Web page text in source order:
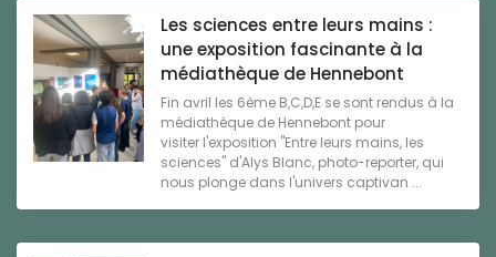
Les sciences entre leurs mains :
une exposition fascinante à la
médiathèque de Hennebont
Fin avril les 6ème B,C,D,E se sont rendus à la
médiathèque de Hennebont pour
visiter l'exposition "Entre leurs mains, les
sciences" d'Alys Blanc, photo-reporter, qui
nous plonge dans l'univers captivan ...